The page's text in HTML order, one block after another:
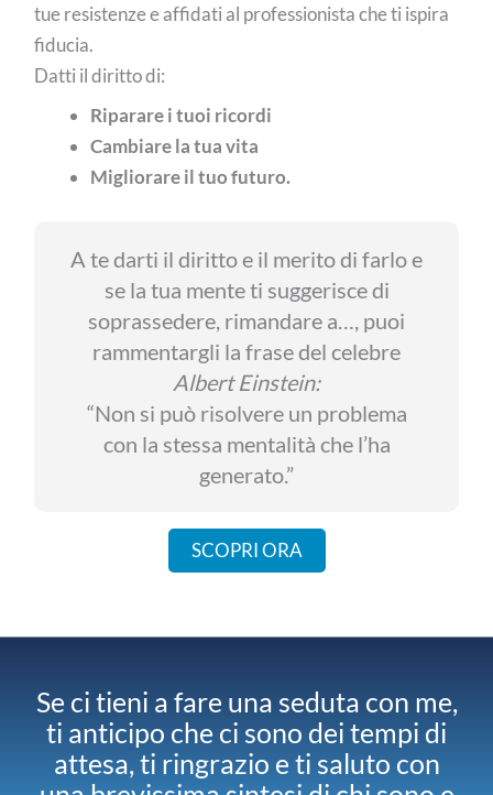
tue resistenze e affidati al professionista che ti ispira
fiducia.
Datti il diritto di:
Riparare i tuoi ricordi
Cambiare la tua vita
Migliorare il tuo futuro.
A te darti il diritto e il merito di farlo e
se la tua mente ti suggerisce di
soprassedere, rimandare a…, puoi
rammentargli la frase del celebre
Albert Einstein:
“Non si può risolvere un problema
con la stessa mentalità che l’ha
generato.”
SCOPRI ORA
Se ci tieni a fare una seduta con me,
ti anticipo che ci sono dei tempi di
attesa, ti ringrazio e ti saluto con